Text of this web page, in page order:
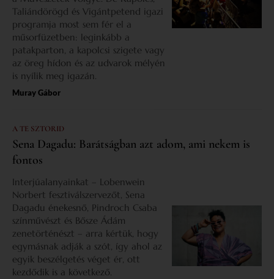
Taliándörögd és Vigántpetend igazi
programja most sem fér el a
műsorfüzetben: leginkább a
patakparton, a kapolcsi szigete vagy
az öreg hídon és az udvarok mélyén
is nyílik meg igazán.
Muray Gábor
A TE SZTORID
Sena Dagadu: Barátságban azt adom, ami nekem is
fontos
Interjúalanyainkat – Lobenwein
Norbert fesztiválszervezőt, Sena
Dagadu énekesnő, Pindroch Csaba
színművészt és Bősze Ádám
zenetörténészt – arra kértük, hogy
egymásnak adják a szót, így ahol az
egyik beszélgetés véget ér, ott
kezdődik is a következő.